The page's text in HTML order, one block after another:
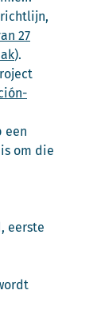
27
).
een
om die
eerste